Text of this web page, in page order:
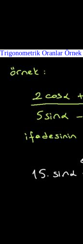
Trigonometrik Oranlar Örnek